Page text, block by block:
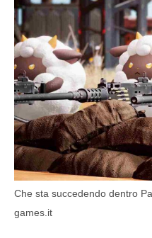
Che sta succedendo dentro
games.it